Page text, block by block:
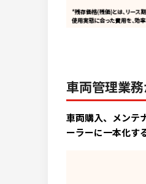
車両管理業
車両購入、メンテ
ーラーに一本化す